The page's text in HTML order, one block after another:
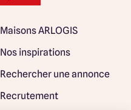
Maisons ARLOGIS
Nos inspirations
Rechercher une annonce
Recrutement